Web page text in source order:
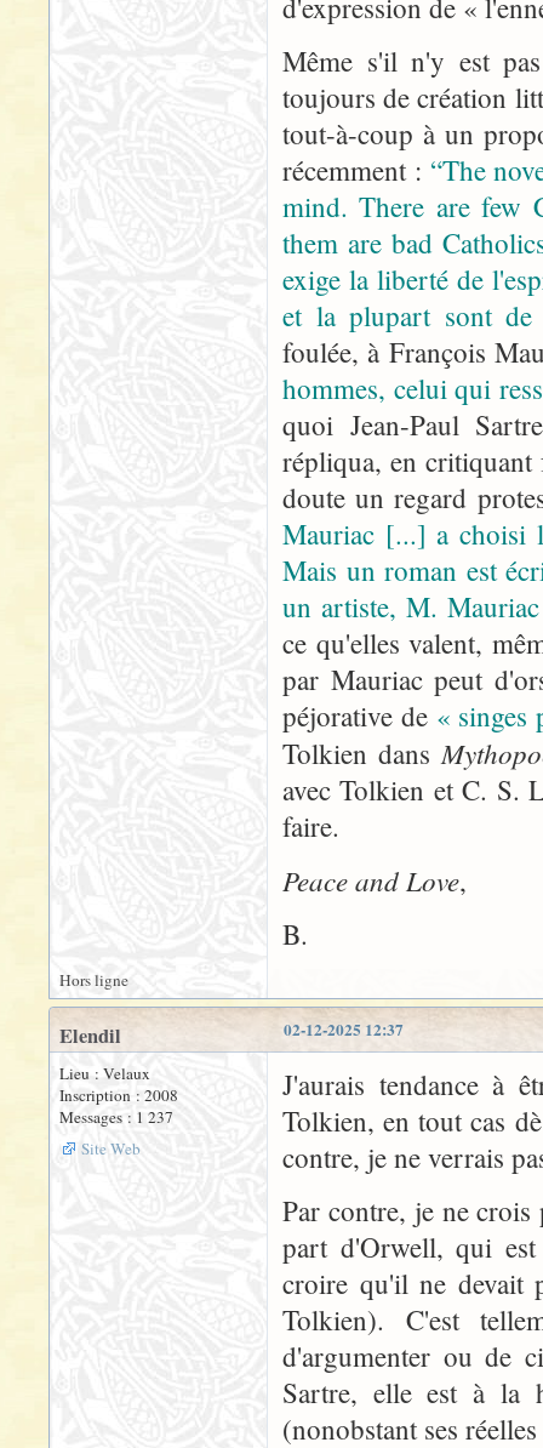
d'expression de «
Même s'il n'y est
toujours de création
tout-à-coup à un
récemment : “The
mind. There are few
them are bad
exige la liberté de
et la plupart sont de
foulée, à François
hommes, celui qui
quoi Jean-Paul
répliqua, en critiquant
doute un regard
Mauriac [...] a choisi
Mais un roman est
un artiste, M.
ce qu'elles valent,
par Mauriac peut
péjorative de « singes
Tolkien dans
avec Tolkien et C. S.
faire.
Peace and Love,
B.
Hors ligne
02-12-2025 12:37
Elendil
Lieu : Velaux
Inscription : 2008
Messages : 1 237
Site Web
J'aurais tendance à
Tolkien, en tout cas
contre, je ne verrais
Par contre, je ne
part d'Orwell, qui est
croire qu'il ne devait
Tolkien). C'est
d'argumenter ou de
Sartre, elle est à la
(nonobstant ses